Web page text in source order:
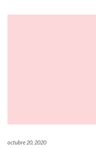
octubre 20, 2020